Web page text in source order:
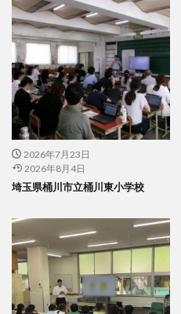
2026年7月23日
2026年8月4日
埼玉県桶川市立桶川東小学校